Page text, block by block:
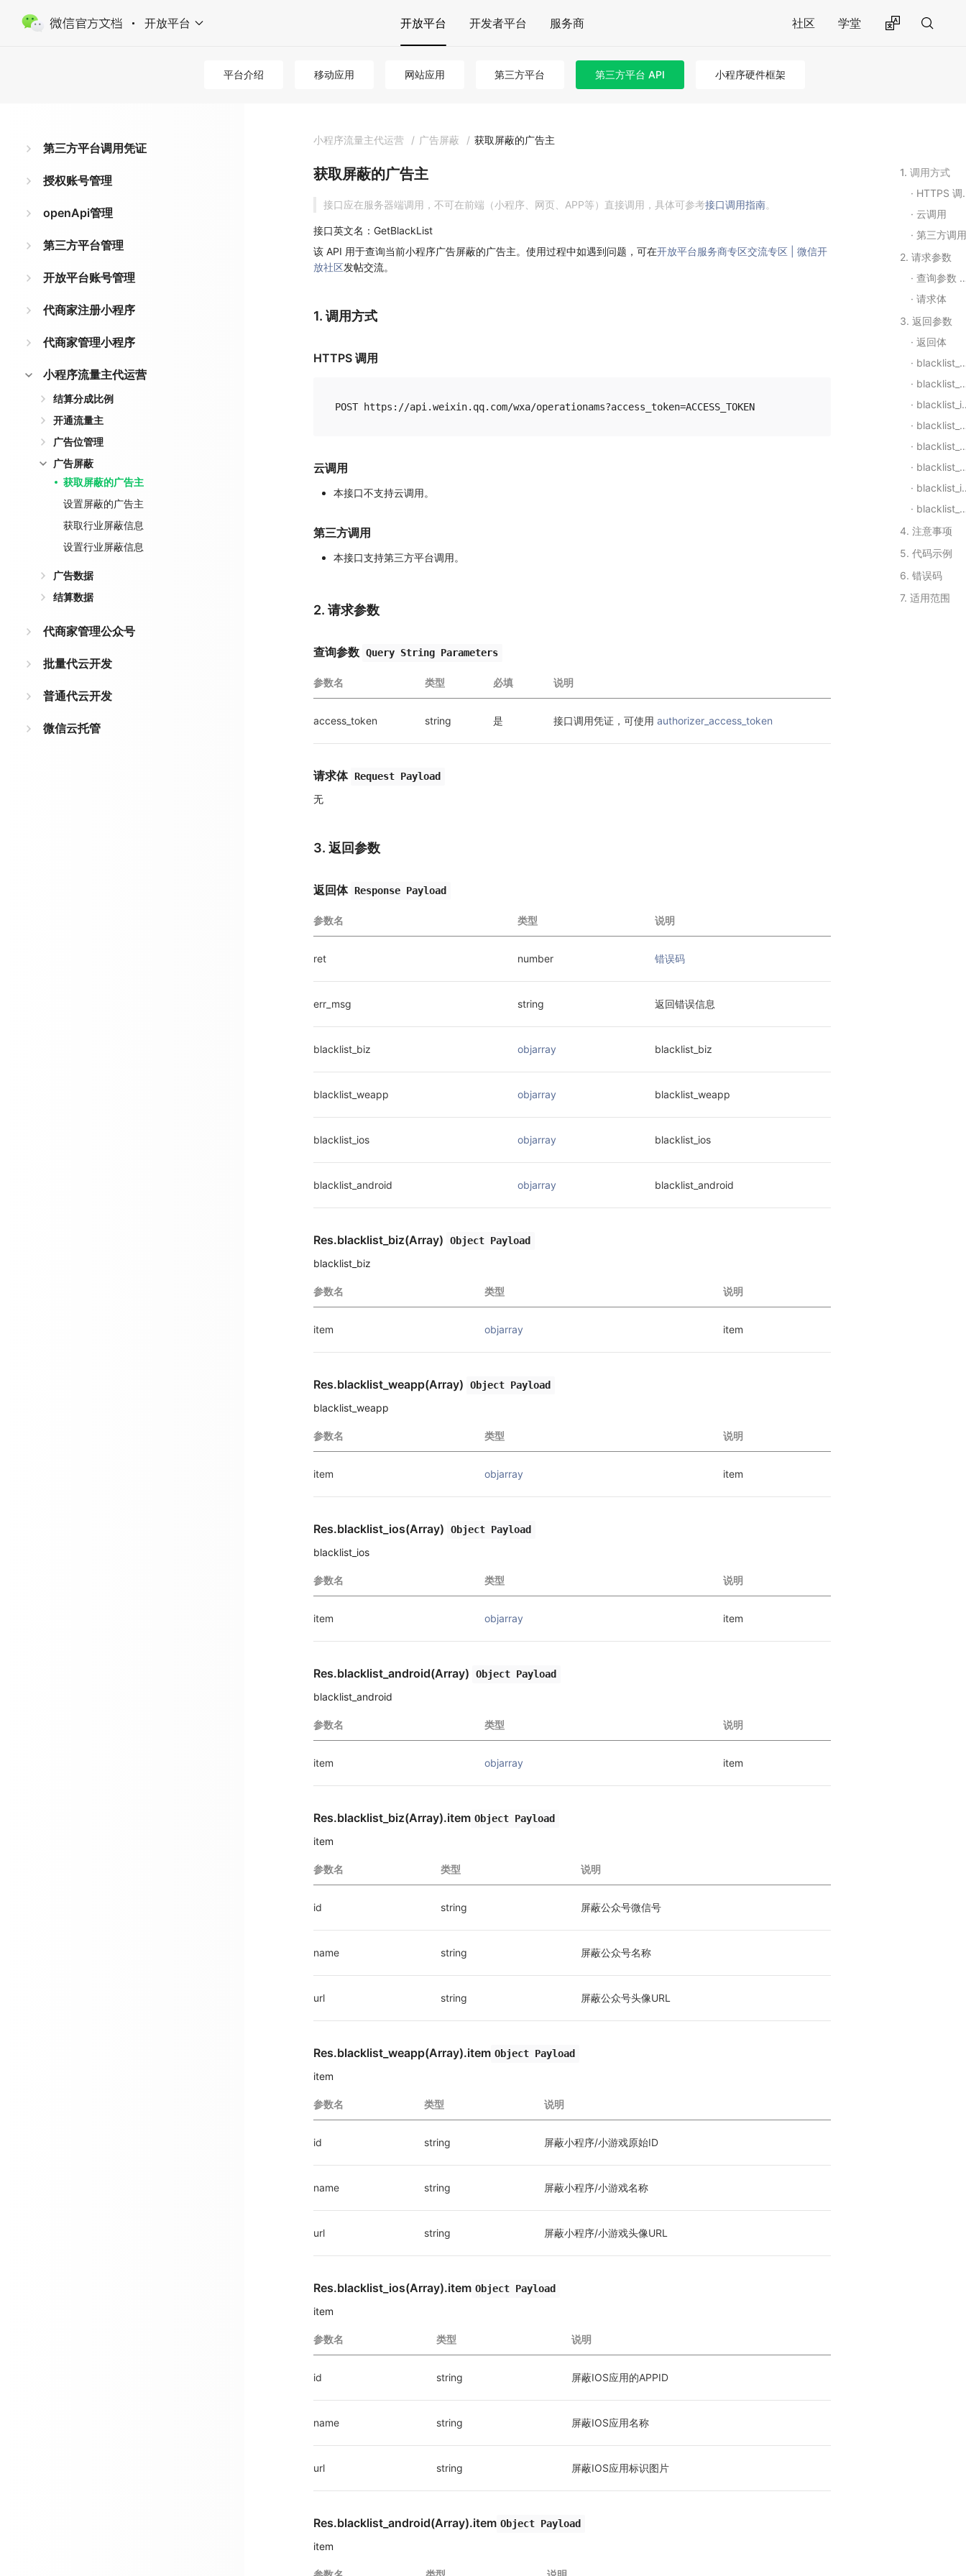
开放平台 开放平台 开发者平台 服务商 社区 学堂
平台介绍 移动应用 网站应用 第三方平台 第三方平台 API 小程序硬件框架
第三方平台调用凭证
授权账号管理
openApi管理
第三方平台管理
开放平台账号管理
代商家注册小程序
代商家管理小程序
小程序流量主代运营
结算分成比例
开通流量主
广告位管理
广告屏蔽
获取屏蔽的广告主
设置屏蔽的广告主
获取行业屏蔽信息
设置行业屏蔽信息
广告数据
结算数据
代商家管理公众号
批量代云开发
普通代云开发
微信云托管
小程序流量主代运营 / 广告屏蔽 / 获取屏蔽的广告主
获取屏蔽的广告主
接口应在服务器端调用，不可在前端（小程序、网页、APP等）直接调用，具体可参考接口调用指南。
接口英文名：GetBlackList
该 API 用于查询当前小程序广告屏蔽的广告主。使用过程中如遇到问题，可在开放平台服务商专区交流专区 | 微信开
放社区发帖交流。
1. 调用方式
HTTPS 调用
云调用
本接口不支持云调用。
第三方调用
本接口支持第三方平台调用。
2. 请求参数
查询参数 Query String Parameters
参数名 类型 必填 说明
access_token string 是 接口调用凭证，可使用 authorizer_access_token
请求体 Request Payload
无
3. 返回参数
返回体 Response Payload
参数名 类型 说明
ret number 错误码
err_msg string 返回错误信息
blacklist_biz objarray blacklist_biz
blacklist_weapp objarray blacklist_weapp
blacklist_ios objarray blacklist_ios
blacklist_android objarray blacklist_android
Res.blacklist_biz(Array) Object Payload
blacklist_biz
参数名 类型 说明
item objarray item
Res.blacklist_weapp(Array) Object Payload
blacklist_weapp
参数名 类型 说明
item objarray item
Res.blacklist_ios(Array) Object Payload
blacklist_ios
参数名 类型 说明
item objarray item
Res.blacklist_android(Array) Object Payload
blacklist_android
参数名 类型 说明
item objarray item
Res.blacklist_biz(Array).item Object Payload
item
参数名 类型 说明
id string 屏蔽公众号微信号
name string 屏蔽公众号名称
url string 屏蔽公众号头像URL
Res.blacklist_weapp(Array).item Object Payload
item
参数名 类型 说明
id string 屏蔽小程序/小游戏原始ID
name string 屏蔽小程序/小游戏名称
url string 屏蔽小程序/小游戏头像URL
Res.blacklist_ios(Array).item Object Payload
item
参数名 类型 说明
id string 屏蔽IOS应用的APPID
name string 屏蔽IOS应用名称
url string 屏蔽IOS应用标识图片
Res.blacklist_android(Array).item Object Payload
item
1. 调用方式
HTTPS 调用
云调用
第三方调用
2. 请求参数
查询参数 Query String Parameters
请求体
3. 返回参数
返回体
blacklist_biz(Array)
blacklist_weapp(Array)
blacklist_ios(Array)
blacklist_android(Array)
blacklist_biz(Array).item
blacklist_weapp(Array).item
blacklist_ios(Array).item
blacklist_android(Array).item
4. 注意事项
5. 代码示例
6. 错误码
7. 适用范围